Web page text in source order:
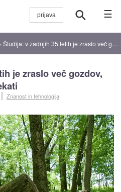
☰
Študija: v zadnjih 35 letih je zraslo več gozdov, kot smo jih uspeli posekati
je zraslo več gozdov,
Znanost in tehnologija